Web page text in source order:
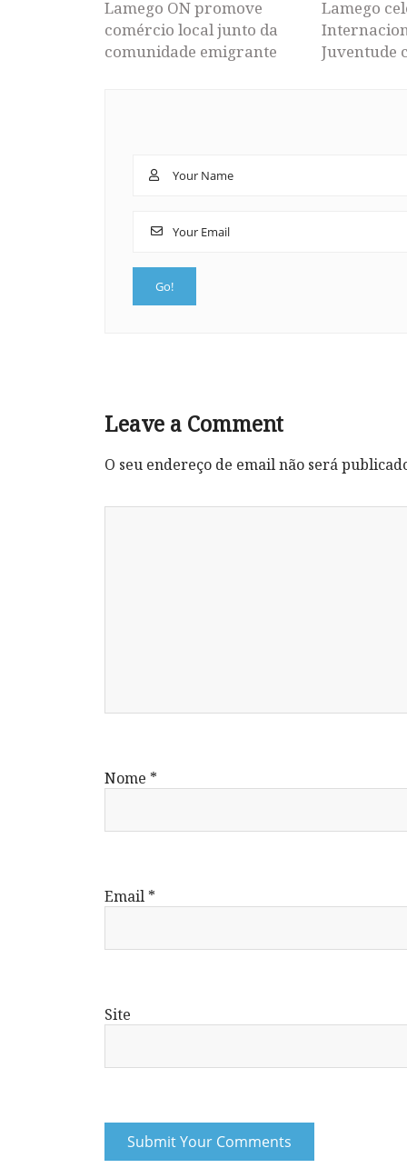
Lamego ON promove
comércio local junto da
comunidade emigrante
Lamego
Juventude
Leave a Comment
O seu endereço de email não será
Nome *
Email *
Site